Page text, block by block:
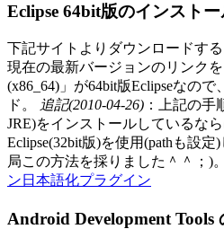
Eclipse 64bit版のインストー
下記サイトよりダウンロードする
現在の最新バージョンのリンク
(x86_64)」が64bit版Eclipseなの
ド。 追記(2010-04-26) ：上記の手
JRE)をインストールしているな
Eclipse(32bit版)を使用(pathも設
局この方法を採りました＾＾；)。
ン日本語化プラグイン
Android Development Tools